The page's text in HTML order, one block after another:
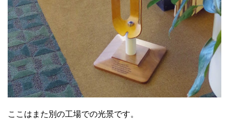
ここはまた別の工場での光景です。